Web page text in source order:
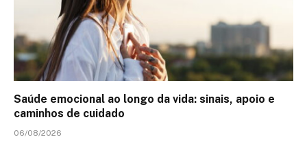
Saúde emocional ao longo da vida: sinais, apoio e
caminhos de cuidado
06/08/2026